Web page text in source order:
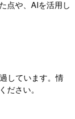
点や、AIを活用し
しています。情
さい。